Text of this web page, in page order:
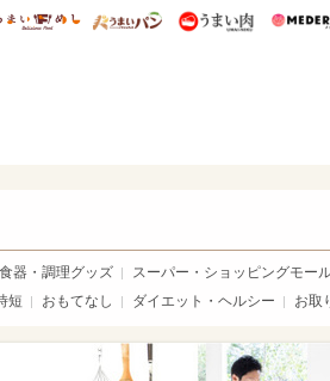
研 ディズニー特集
うまいめし うまいパン うまい
食器・調理グッズ スーパー・ショッピングモー
短 おもてなし ダイエット・ヘルシー お取